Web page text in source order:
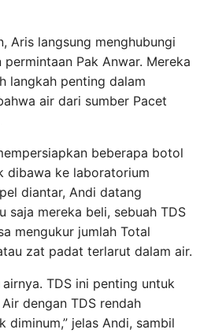
Aris langsung menghubungi
Pak Anwar. Mereka
langkah penting dalam
air dari sumber Pacet
beberapa botol
dibawa ke laboratorium
diantar, Andi datang
saja mereka beli, sebuah TDS
mengukur jumlah Total
zat padat terlarut dalam air.
TDS ini penting untuk
dengan TDS rendah
diminum,” jelas Andi, sambil